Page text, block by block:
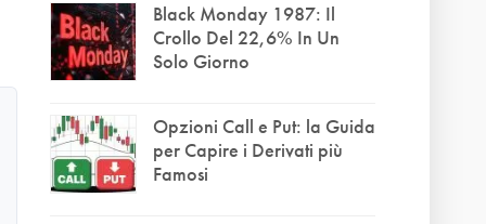
Black Monday 1987: Il
Crollo Del 22,6% In Un
Solo Giorno
Opzioni Call e Put: la Guida
per Capire i Derivati più
Famosi